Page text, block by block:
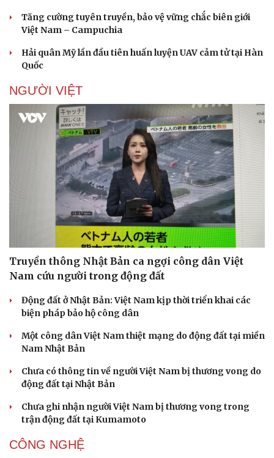
Tăng cường tuyên truyền, bảo vệ vững chắc biên giới
Việt Nam – Campuchia
Hải quân Mỹ lần đầu tiên huấn luyện UAV cảm tử tại Hàn
Quốc
NGƯỜI VIỆT
Truyền thông Nhật Bản ca ngợi công dân Việt
Nam cứu người trong động đất
Động đất ở Nhật Bản: Việt Nam kịp thời triển khai các
biện pháp bảo hộ công dân
Một công dân Việt Nam thiệt mạng do động đất tại miền
Nam Nhật Bản
Chưa có thông tin về người Việt Nam bị thương vong do
động đất tại Nhật Bản
Chưa ghi nhận người Việt Nam bị thương vong trong
trận động đất tại Kumamoto
CÔNG NGHỆ